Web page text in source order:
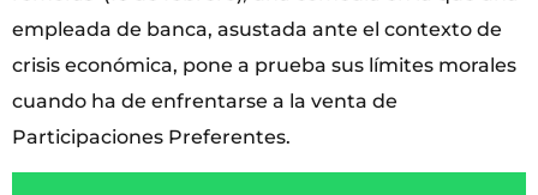
empleada de banca, asustada ante el contexto de
crisis económica, pone a prueba sus límites morales
cuando ha de enfrentarse a la venta de
Participaciones Preferentes.